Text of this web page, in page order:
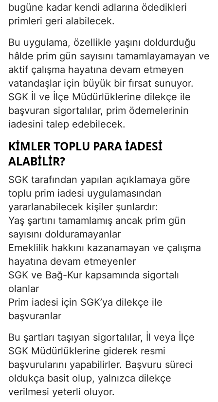
bugüne kadar kendi adlarına ödedikleri
primleri geri alabilecek.
Bu uygulama, özellikle yaşını doldurduğu
hâlde prim gün sayısını tamamlayamayan ve
aktif çalışma hayatına devam etmeyen
vatandaşlar için büyük bir fırsat sunuyor.
SGK İl ve İlçe Müdürlüklerine dilekçe ile
başvuran sigortalılar, prim ödemelerinin
iadesini talep edebilecek.
KIMLER TOPLU PARA İADESI
ALABILIR?
SGK tarafından yapılan açıklamaya göre
toplu prim iadesi uygulamasından
yararlanabilecek kişiler şunlardır:
Yaş şartını tamamlamış ancak prim gün
sayısını dolduramayanlar
Emeklilik hakkını kazanamayan ve çalışma
hayatına devam etmeyenler
SGK ve Bağ-Kur kapsamında sigortalı
olanlar
Prim iadesi için SGK’ya dilekçe ile
başvuranlar
Bu şartları taşıyan sigortalılar, İl veya İlçe
SGK Müdürlüklerine giderek resmi
başvurularını yapabilirler. Başvuru süreci
oldukça basit olup, yalnızca dilekçe
verilmesi yeterli oluyor.